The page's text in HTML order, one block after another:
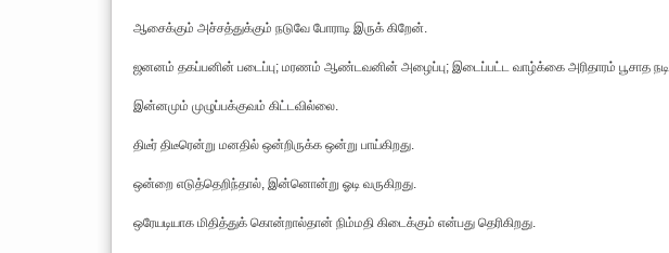
ஆசைக்கும் அச்சத்துக்கும் நடுவே போராடி இருக் கிறேன்.
ஜனனம் தகப்பனின் படைப்பு; மரணம் ஆண்டவனின் அழைப்பு; இடைப்பட்ட வாழ்க்கை அரிதாரம் பூசாத
இன்னமும் முழுப்பக்குவம் கிட்டவில்லை.
திடீர் திடீரென்று மனதில் ஒன்றிருக்க ஒன்று பாய்கிறது.
ஒன்றை எடுத்தெறிந்தால், இன்னொன்று ஓடி வருகிறது.
ஒரேயடியாக மிதித்துக் கொன்றால்தான் நிம்மதி கிடைக்கும் என்பது தெரிகிறது.